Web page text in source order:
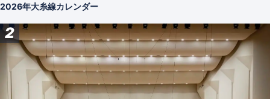
2026年大糸線カレンダー
2